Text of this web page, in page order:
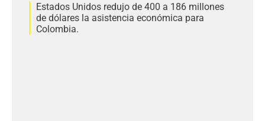
Estados Unidos redujo de 400 a 186 millones
de dólares la asistencia económica para
Colombia.